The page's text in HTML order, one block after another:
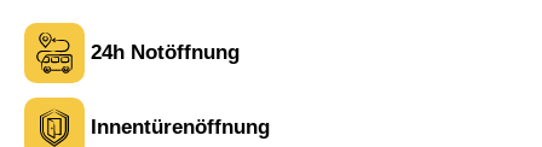
24h Notöffnung
Innentürenöffnung